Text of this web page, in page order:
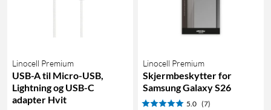
Linocell Premium
USB-A til Micro-USB,
Lightning og USB-C
adapter Hvit
Linocell Premium
Skjermbeskytter for
Samsung Galaxy S26
5.0 (7)